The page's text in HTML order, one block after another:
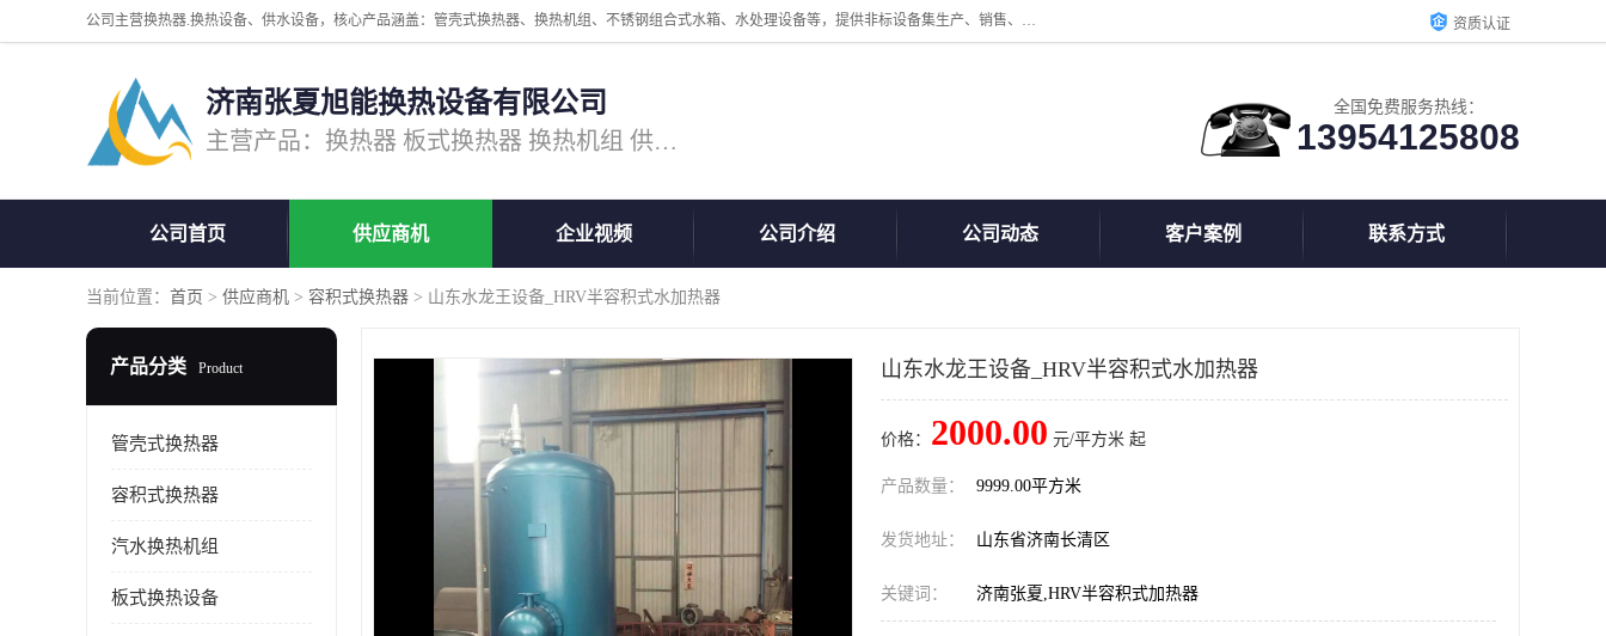
公司主营换热器.换热设备、供水设备，核心产品涵盖：管壳式换热器、换热机组、不锈钢组合式水箱、水处理设备等，提供非标设备集生产、销售、安装一体化服务，可满足全国酒店、学校、医院、商业综合体、工业项目等多场景换热与供水需求。 资质认证
济南张夏旭能换热设备有限公司
主营产品：换热器 板式换热器 换热机组 供水设备 水处理设备
全国免费服务热线：
13954125808
公司首页 供应商机 企业视频 公司介绍 公司动态 客户案例 联系方式
当前位置： 首页 > 供应商机 > 容积式换热器 > 山东水龙王设备_HRV半容积式水加热器
产品分类 Product
管壳式换热器
容积式换热器
汽水换热机组
板式换热设备
山东水龙王设备_HRV半容积式水加热器
价格： 2000.00 元/平方米 起
产品数量： 9999.00平方米
发货地址： 山东省济南长清区
关键词： 济南张夏,HRV半容积式加热器